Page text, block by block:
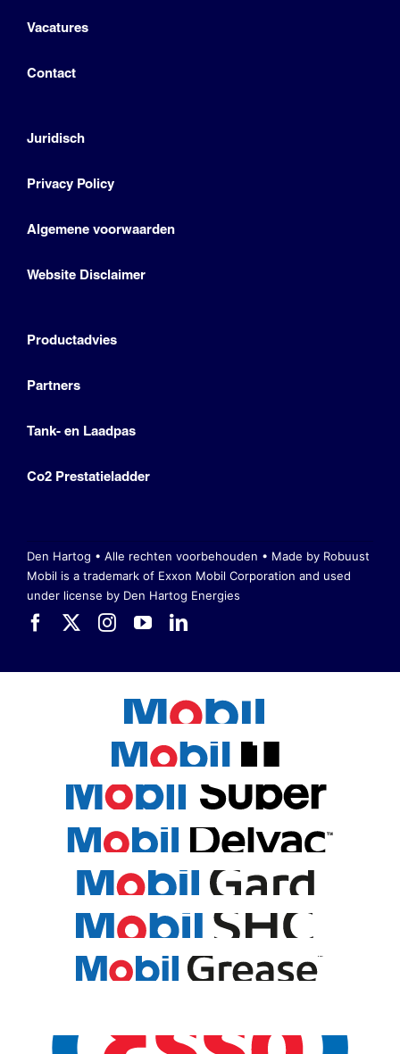
Vacatures
Contact
Juridisch
Privacy Policy
Algemene voorwaarden
Website Disclaimer
Productadvies
Partners
Tank- en Laadpas
Co2 Prestatieladder
Den Hartog • Alle rechten voorbehouden • Made by Robuust
Mobil is a trademark of Exxon Mobil Corporation and used
under license by Den Hartog Energies